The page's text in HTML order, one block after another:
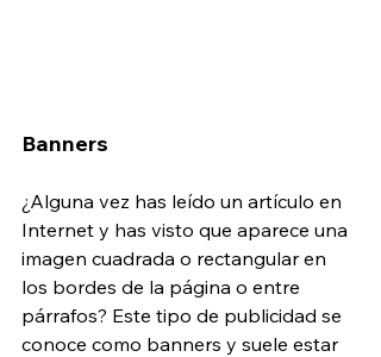
Banners
¿Alguna vez has leído un artículo en
Internet y has visto que aparece una
imagen cuadrada o rectangular en
los bordes de la página o entre
párrafos? Este tipo de publicidad se
conoce como banners y suele estar